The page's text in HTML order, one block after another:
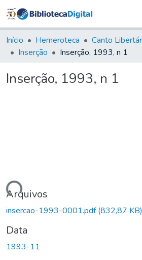
&
Coleções
Tudo na
Digital
Início Hemeroteca
Inserção
Inserção, 1993, n 1
Inserção, 1993, n 1
Arquivos
insercao-1993-0001.pdf(832,87 KB)
Data
1993-11